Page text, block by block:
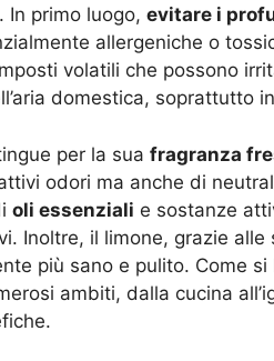
In primo luogo, evitare i
allergeniche o
volatili che possono
domestica, soprattutto
per la sua fragranza
odori ma anche di
oli essenziali e sostanze
Inoltre, il limone, grazie
più sano e pulito. Come si
ambiti, dalla cucina